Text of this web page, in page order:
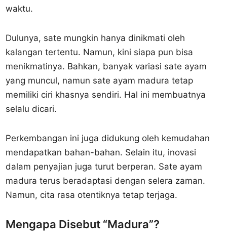
waktu.
Dulunya, sate mungkin hanya dinikmati oleh
kalangan tertentu. Namun, kini siapa pun bisa
menikmatinya. Bahkan, banyak variasi sate ayam
yang muncul, namun sate ayam madura tetap
memiliki ciri khasnya sendiri. Hal ini membuatnya
selalu dicari.
Perkembangan ini juga didukung oleh kemudahan
mendapatkan bahan-bahan. Selain itu, inovasi
dalam penyajian juga turut berperan. Sate ayam
madura terus beradaptasi dengan selera zaman.
Namun, cita rasa otentiknya tetap terjaga.
Mengapa Disebut “Madura”?